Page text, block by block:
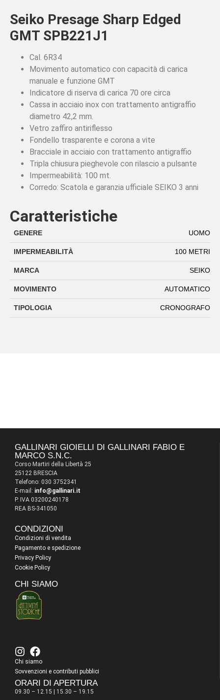
Seiko Presage Sharp Edged
GMT SPB221J1
Cal. 6R34
Movimento automatico con capacità di carica
manuale e funzione GMT
Indicatore di riserva di carica 70 ore circa
Cassa in acciaio inox con trattamento antigraffio
diametro 42,2 mm.
Vetro zaffiro antiriflesso
Fondello trasparente e corona a vite
Bracciale in acciaio con trattamento antigraffio
Tripla chiusura pieghevole con rilascio a pulsante
Impermeabilità: 100 mt.
Corredo: Scatola e garanzia ufficiale SEIKO 3 anni
Caratteristiche
GENERE UOMO
IMPERMEABILITÀ 100 METRI
MARCA SEIKO
MOVIMENTO AUTOMATICO
TIPOLOGIA CRONOGRAFO
GALLINARI GIOIELLI DI GALLINARI FABIO E
MARCO S.N.C.
Corso Martiri della Libertà 25
25122 BRESCIA
Telefono: 030 3752341
E-mail: info@gallinari.it
P. IVA 03200240178
REA BS-341050
CONDIZIONI
Condizioni di vendita
Pagamento e spedizione
Privacy Policy
Cookie Policy
CHI SIAMO
Chi siamo
Sovvenzioni e contributi pubblici
ORARI DI APERTURA
09.30 – 12.15 | 15.30 – 19.15